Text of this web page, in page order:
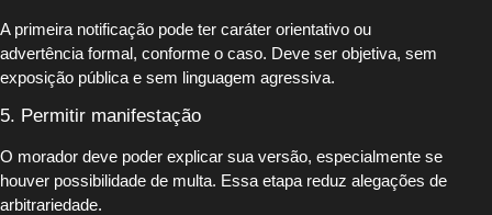
A primeira notificação pode ter caráter orientativo ou
advertência formal, conforme o caso. Deve ser objetiva, sem
exposição pública e sem linguagem agressiva.
5. Permitir manifestação
O morador deve poder explicar sua versão, especialmente se
houver possibilidade de multa. Essa etapa reduz alegações de
arbitrariedade.